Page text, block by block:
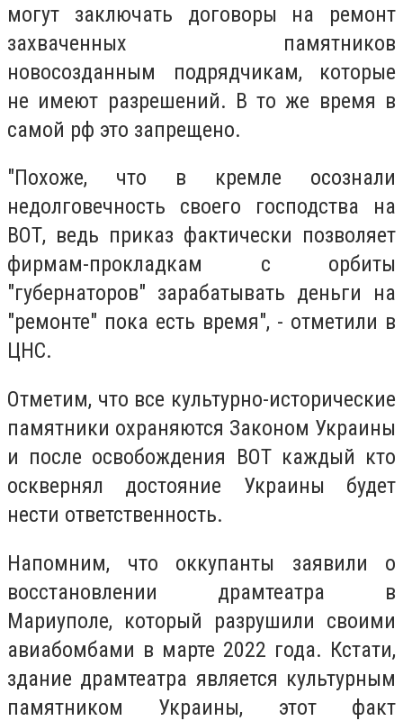
могут заключать договоры на ремонт
захваченных памятников
новосозданным подрядчикам, которые
не имеют разрешений. В то же время в
самой рф это запрещено.
"Похоже, что в кремле осознали
недолговечность своего господства на
ВОТ, ведь приказ фактически позволяет
фирмам-прокладкам с орбиты
"губернаторов" зарабатывать деньги на
"ремонте" пока есть время", - отметили в
ЦНС.
Отметим, что все культурно-исторические
памятники охраняются Законом Украины
и после освобождения ВОТ каждый кто
осквернял достояние Украины будет
нести ответственность.
Напомним, что оккупанты заявили о
восстановлении драмтеатра в
Мариуполе, который разрушили своими
авиабомбами в марте 2022 года. Кстати,
здание драмтеатра является культурным
памятником Украины, этот факт